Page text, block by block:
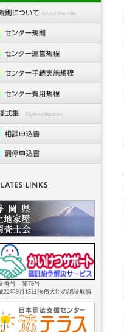
番号 第78号
22年9月15日法務大臣の認証取得